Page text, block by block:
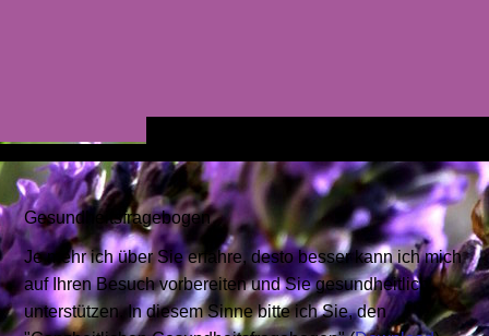
Gesundheitsfragebogen
Je mehr ich über Sie erfahre, desto besser kann ich mich
auf Ihren Besuch vorbereiten und Sie gesundheitlich
unterstützen. In diesem Sinne bitte ich Sie, den